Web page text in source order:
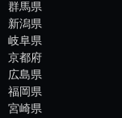
群馬県
新潟県
岐阜県
京都府
広島県
福岡県
宮崎県